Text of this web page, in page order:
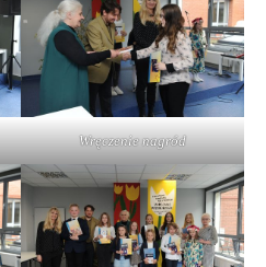
Wręczenie nagród